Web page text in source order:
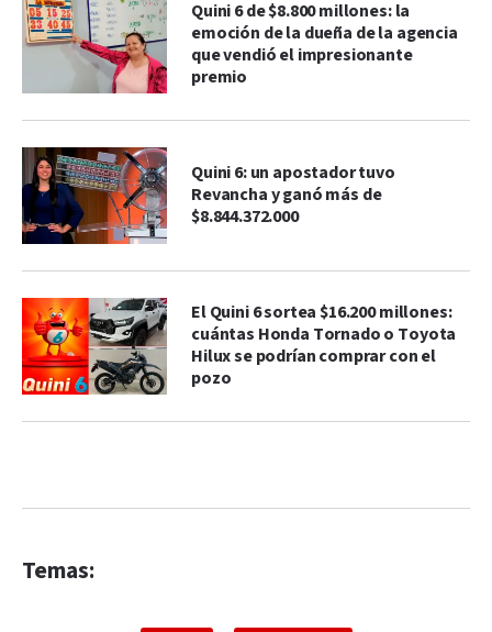
Quini 6 de $8.800 millones: la
emoción de la dueña de la agencia
que vendió el impresionante
premio
Quini 6: un apostador tuvo
Revancha y ganó más de
$8.844.372.000
El Quini 6 sortea $16.200 millones:
cuántas Honda Tornado o Toyota
Hilux se podrían comprar con el
pozo
Temas: